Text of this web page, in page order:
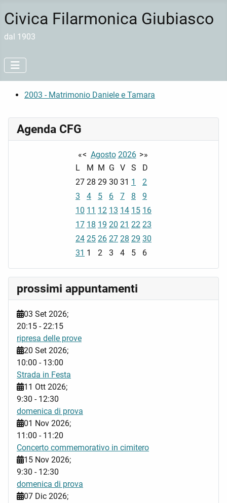
Civica Filarmonica Giubiasco
dal 1903
2003 - Matrimonio Daniele e Tamara
Agenda CFG
«< Agosto 2026 >»
L
M M G V S
D
27 28 29 30 31 1
2
3
4 5 6 7 8
9
10 11 12 13 14 15 16
17 18 19 20 21 22 23
24 25 26 27 28 29 30
31 1 2 3 4 5 6
prossimi appuntamenti
03 Set 2026;
20:15 -22:15
ripresa delle prove
20 Set 2026;
10:00 - 13:00
Strada in Festa
11 Ott 2026;
9:30 - 12:30
domenica di prova
01 Nov 2026;
11:00 - 11:20
Concerto commemorativo in cimitero
15 Nov 2026;
9:30 - 12:30
domenica di prova
07 Dic 2026;